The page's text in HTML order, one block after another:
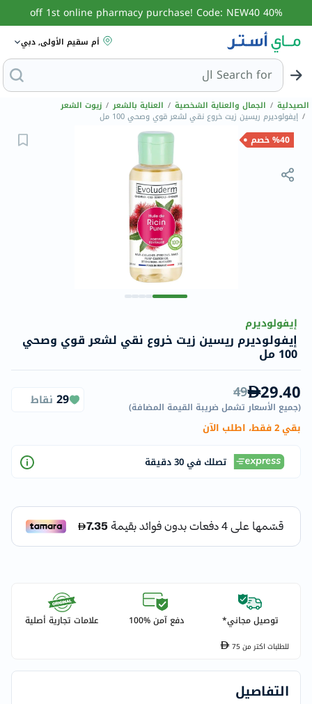
40% off 1st online pharmacy purchase! Code: NEW40
أم سقيم الأولى, دبي
Search for البحث عن مزيل عرق
الصيدلية / الجمال والعناية الشخصية / العناية بالشعر / زيوت الشعر
/ إيفولوديرم ريسين زيت خروع نقي لشعر قوي وصحي 100 مل
%40 خصم
إيفولوديرم
إيفولوديرم ريسين زيت خروع نقي لشعر قوي وصحي
100 مل
29.40
49
(جميع الأسعار تشمل ضريبة القيمة المضافة)
29 نقاط
بقي 2 فقط، اطلب الآن
تصلك في 30 دقيقة
توصيل مجاني* دفع آمن %100 علامات تجارية أصلية
للطلبات اكتر من75
التفاصيل